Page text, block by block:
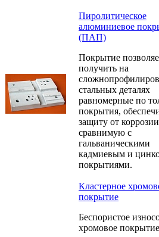
Пиролитическое
алюминиевое
(ПАП)
Покрытие
получить на
стальных деталях
равномерные по
покрытия,
защиту от
сравнимую с
гальваническими
кадмиевым и
покрытиями.
Кластерное
покрытие
Беспористое
хромовое